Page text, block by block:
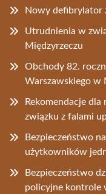
Nowy defibrylator
Utrudnienia w
Międzyrzeczu
Obchody 82.
Warszawskiego w
Rekomendacje
związku z falami
Bezpieczeństwo
użytkowników
Bezpieczeństwo
policyjne kontrole